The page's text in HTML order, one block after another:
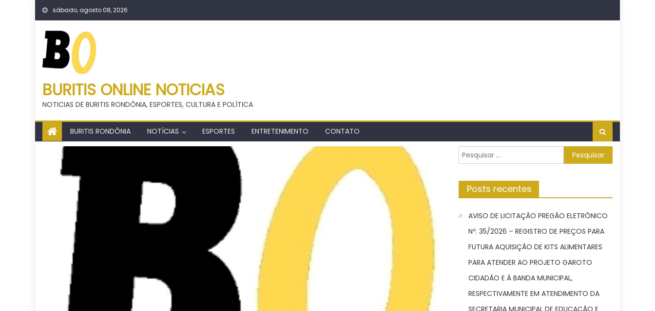
Skip
content
sábado, agosto 08, 2026
BURITIS ONLINE NOTICIAS
NOTICIAS DE BURITIS RONDÔNIA, ESPORTES, CULTURA E POLÍTICA
BURITIS RONDÔNIA NOTÍCIAS ESPORTES ENTRETENIMENTO CONTATO
Pesquisar
por:
Posts recentes
AVISO DE LICITAÇÃO PREGÃO ELETRÔNICO
Nº. 35/2026 – REGISTRO DE PREÇOS PARA
FUTURA AQUISIÇÃO DE KITS ALIMENTARES
PARA ATENDER AO PROJETO GAROTO
CIDADÃO E À BANDA MUNICIPAL,
RESPECTIVAMENTE EM ATENDIMENTO DA
SECRETARIA MUNICIPAL DE EDUCAÇÃO E